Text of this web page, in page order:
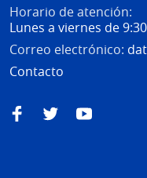
Horario de atención:
Lunes a viernes de
Correo electrónico:
Contacto
FacebookTwitterYouTube